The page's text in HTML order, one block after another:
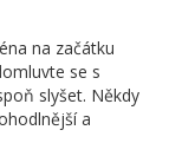
na začátku
se s
slyšet. Někdy
a